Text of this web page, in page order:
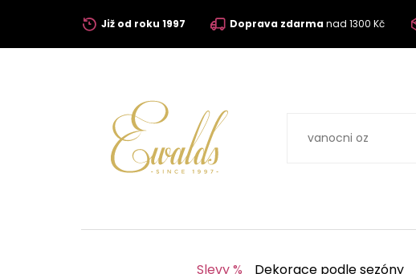
Již od roku 1997 Doprava zdarmanad 1300 Kč
Slevy % Dekorace podle sezóny